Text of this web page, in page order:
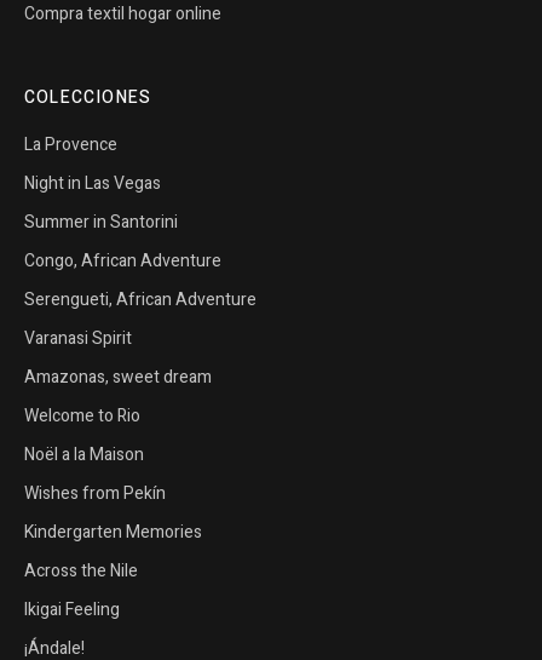
Compra textil hogar online
COLECCIONES
La Provence
Night in Las Vegas
Summer in Santorini
Congo, African Adventure
Serengueti, African Adventure
Varanasi Spirit
Amazonas, sweet dream
Welcome to Rio
Noël a la Maison
Wishes from Pekín
Kindergarten Memories
Across the Nile
Ikigai Feeling
¡Ándale!